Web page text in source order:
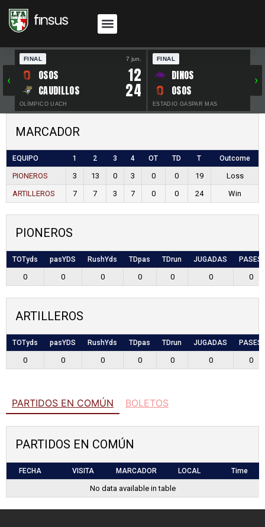
‹
FINAL 7 jun.
OSOS 12
CAUDILLOS 24
OLÍMPICO UACH
FINAL
DINOS
OSOS
ESTADIO GASPAR MAS
›
MARCADOR
EQUIPO 1 2 3 4 OT TD T Outcome
PIONEROS 3 13 0 3 0 0 19
Loss
ARTILLEROS
7 7 3 7 0 0 24 Win
PIONEROS
TOTyds pasYDS RushYds TDpas TDrun JUGADAS PASES
0 0 0 0 0 0 0
ARTILLEROS
TOTyds pasYDS RushYds TDpas TDrun JUGADAS PASES
0 0 0 0 0 0 0
PARTIDOS EN COMÚN BOLETOS
PARTIDOS EN COMÚN
FECHA VISITA MARCADOR LOCAL Time
No data available in table